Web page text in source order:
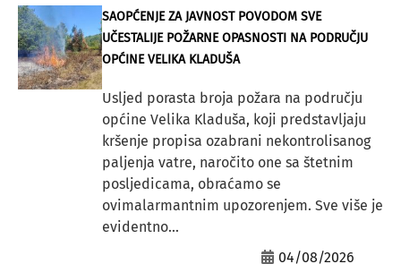
SAOPĆENJE ZA JAVNOST POVODOM SVE
UČESTALIJE POŽARNE OPASNOSTI NA PODRUČJU
OPĆINE VELIKA KLADUŠA
Usljed porasta broja požara na području
općine Velika Kladuša, koji predstavljaju
kršenje propisa ozabrani nekontrolisanog
paljenja vatre, naročito one sa štetnim
posljedicama, obraćamo se
ovimalarmantnim upozorenjem. Sve više je
evidentno...
04/08/2026